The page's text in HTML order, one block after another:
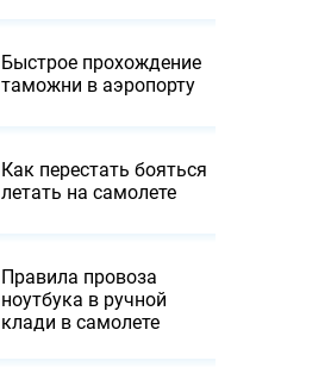
Быстрое прохождение
таможни в аэропорту
Как перестать бояться
летать на самолете
Правила провоза
ноутбука в ручной
клади в самолете